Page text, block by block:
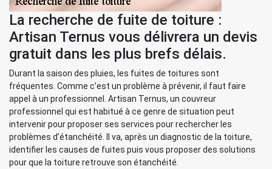
La recherche de fuite de toiture :
Artisan Ternus vous délivrera un devis
gratuit dans les plus brefs délais.
Durant la saison des pluies, les fuites de toitures sont
fréquentes. Comme c’est un problème à prévenir, il faut faire
appel à un professionnel. Artisan Ternus, un couvreur
professionnel qui est habitué à ce genre de situation peut
intervenir pour proposer ses services pour rechercher les
problèmes d’étanchéité. Il va, après un diagnostic de la toiture,
identifier les causes de fuites puis vous proposer des solutions
pour que la toiture retrouve son étanchéité.